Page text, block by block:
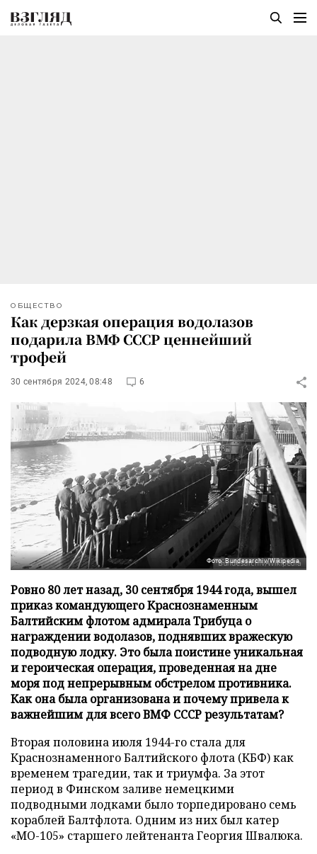
ОБЩЕСТВО
Как дерзкая операция водолазов
подарила ВМФ СССР ценнейший
трофей
30 сентября 2024, 08:48 6
Фото: Bundesarchiv/Wikipedia
Ровно 80 лет назад, 30 сентября 1944 года, вышел
приказ командующего Краснознаменным
Балтийским флотом адмирала Трибуца о
награждении водолазов, поднявших вражескую
подводную лодку. Это была поистине уникальная
и героическая операция, проведенная на дне
моря под непрерывным обстрелом противника.
Как она была организована и почему привела к
важнейшим для всего ВМФ СССР результатам?
Вторая половина июля 1944-го стала для
Краснознаменного Балтийского флота (КБФ) как
временем трагедии, так и триумфа. За этот
период в Финском заливе немецкими
подводными лодками было торпедировано семь
кораблей Балтфлота. Одним из них был катер
«МО-105» старшего лейтенанта Георгия Швалюка.